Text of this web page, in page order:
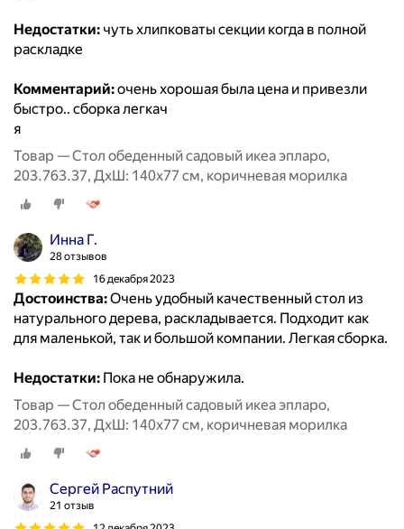
Недостатки: чуть хлипковаты секции когда в полной
раскладке
Комментарий:очень хорошая была цена и привезли
быстро.. сборка легкач
я
Товар — Стол обеденный садовый икеа эпларо,
203.763.37, ДхШ: 140х77 см, коричневая морилка
Инна Г.
28 отзывов
16 декабря 2023
Достоинства:Очень удобный качественный стол из
натурального дерева, раскладывается. Подходит как
для маленькой, так и большой компании. Легкая сборка.
Недостатки: Пока не обнаружила.
Товар — Стол обеденный садовый икеа эпларо,
203.763.37, ДхШ: 140х77 см, коричневая морилка
Сергей Распутний
21 отзыв